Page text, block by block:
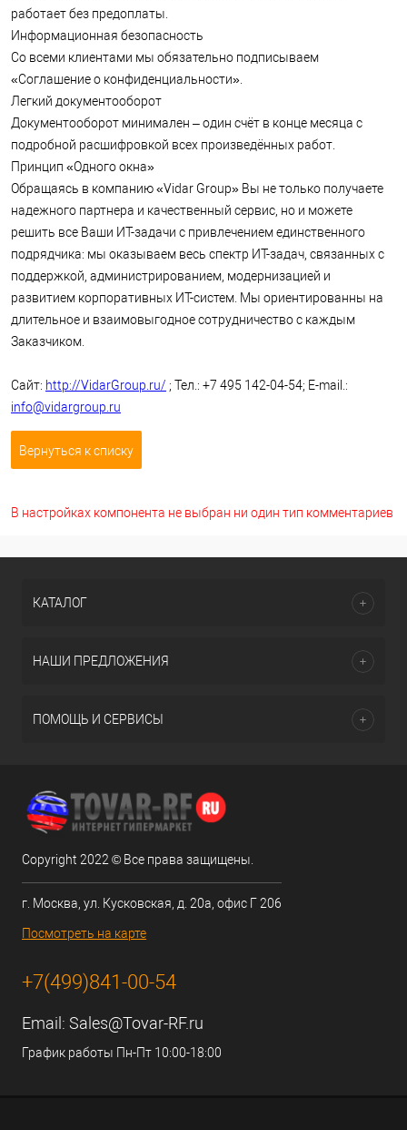
работает без предоплаты.
Информационная безопасность
Со всеми клиентами мы обязательно подписываем
«Соглашение о конфиденциальности».
Легкий документооборот
Документооборот минимален – один счёт в конце месяца с
подробной расшифровкой всех произведённых работ.
Принцип «Одного окна»
Обращаясь в компанию «Vidar Group» Вы не только получаете
надежного партнера и качественный сервис, но и можете
решить все Ваши ИТ-задачи с привлечением единственного
подрядчика: мы оказываем весь спектр ИТ-задач, связанных с
поддержкой, администрированием, модернизацией и
развитием корпоративных ИТ-систем. Мы ориентированны на
длительное и взаимовыгодное сотрудничество с каждым
Заказчиком.
Сайт: http://VidarGroup.ru/ ; Тел.: +7 495 142-04-54; E-mail.:
info@vidargroup.ru
Вернуться к списку
В настройках компонента не выбран ни один тип комментариев
КАТАЛОГ
НАШИ ПРЕДЛОЖЕНИЯ
ПОМОЩЬ И СЕРВИСЫ
Copyright 2022 © Все права защищены.
г. Москва, ул. Кусковская, д. 20а, офис Г 206
Посмотреть на карте
+7(499)841-00-54
Email: Sales@Tovar-RF.ru
График работы Пн-Пт 10:00-18:00